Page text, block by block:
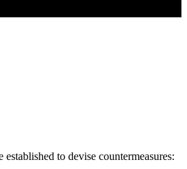
to devise countermeasures: